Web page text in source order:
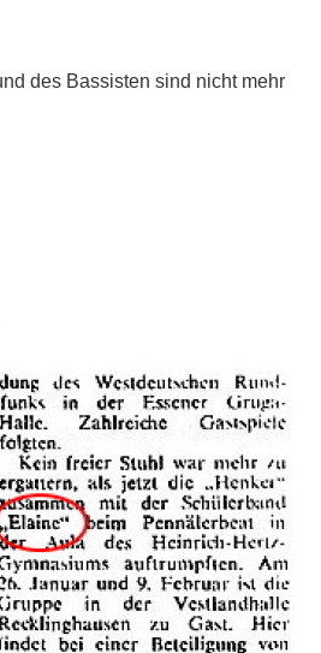
Bassisten sind nicht mehr